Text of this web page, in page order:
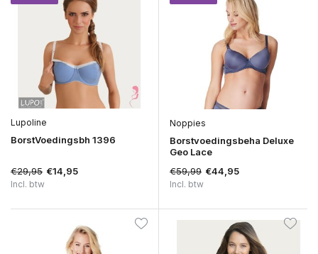
Lupoline
BorstVoedingsbh 1396
€29,95 €14,95
Incl. btw
Noppies
Borstvoedingsbeha Deluxe
Geo Lace
€59,99 €44,95
Incl. btw